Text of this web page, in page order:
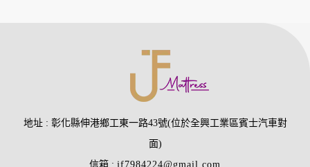
地址
彰化縣伸港鄉工東一路43號(位於全興工業區賓士汽車對
面)
信箱
jf7984224@gmail.com